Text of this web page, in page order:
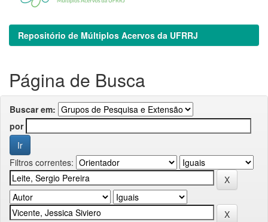
Repositório de Múltiplos Acervos da UFRRJ
Página de Busca
Buscar em:
por
Filtros correntes: